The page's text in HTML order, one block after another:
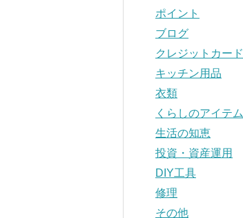
ポイント
ブログ
クレジットカード
キッチン用品
衣類
くらしのアイテム
生活の知恵
投資・資産運用
DIY工具
修理
その他